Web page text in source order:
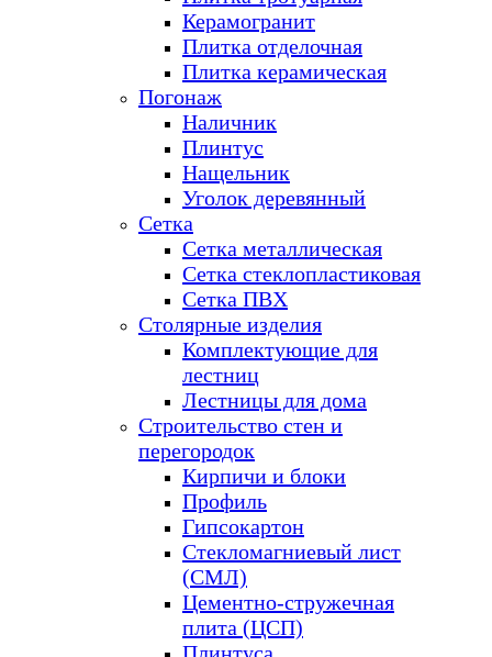
Керамогранит
Плитка отделочная
Плитка керамическая
Погонаж
Наличник
Плинтус
Нащельник
Уголок деревянный
Сетка
Сетка металлическая
Сетка стеклопластиковая
Сетка ПВХ
Столярные изделия
Комплектующие для
лестниц
Лестницы для дома
Строительство стен и
перегородок
Кирпичи и блоки
Профиль
Гипсокартон
Стекломагниевый лист
(СМЛ)
Цементно-стружечная
плита (ЦСП)